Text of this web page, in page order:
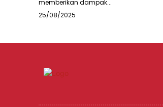
memberikan dampak...
25/08/2025